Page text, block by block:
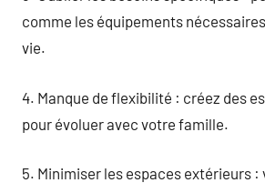
comme les équipements
vie.
4. Manque de flexibilité : créez des
pour évoluer avec votre famille.
5. Minimiser les espaces extérieurs :